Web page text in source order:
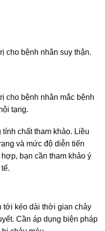
cho bệnh nhân suy thận.
cho bệnh nhân mắc bệnh
tạng.
chất tham khảo. Liều
và mức độ diễn tiến
bạn cần tham khảo ý
tới kéo dài thời gian chảy
Cần áp dụng biện pháp